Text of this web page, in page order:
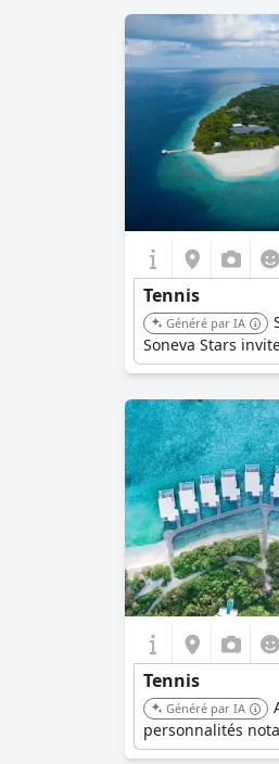
Tennis
Généré par IA
Soneva Stars
Tennis
Généré par IA
personnalités